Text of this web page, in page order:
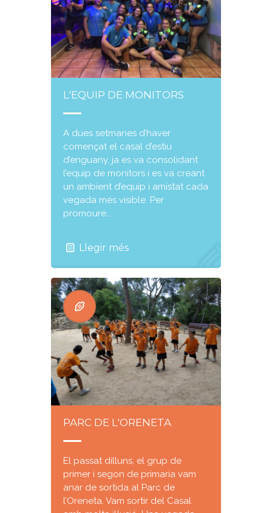
L'EQUIP DE MONITORS
A dues setmanes d’haver
començat el casal d’estiu
d’enguany, ja es va consolidant
l’equip de monitors i es va creant
un ambient d’equip i amistat cada
vegada més visible. Per
promoure…
Llegir més
PARC DE L'ORENETA
El passat dilluns, el grup de
primer i segon de primaria vam
anar de sortida al Parc de
l’Oreneta. Vam sortir del Casal